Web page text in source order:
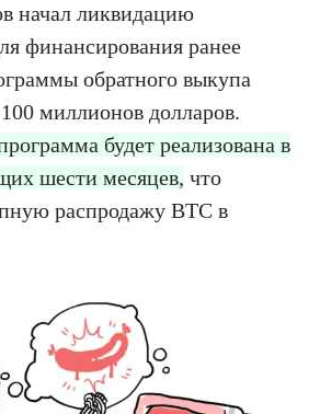
начал ликвидацию
финансирования ранее
обратного выкупа
миллионов долларов.
будет реализована в
шести месяцев, что
распродажу BTC в